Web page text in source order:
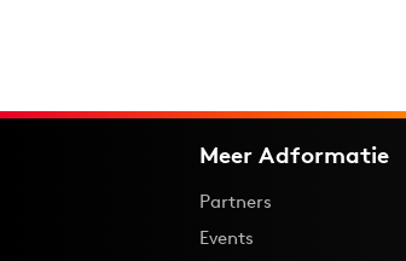
Meer Adformatie
Partners
Events